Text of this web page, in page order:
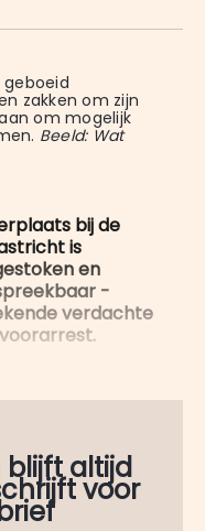
zakken om zijn
om mogelijk
Beeld: Wat
bij de
is
en
-
verdachte
blijft altijd
voor